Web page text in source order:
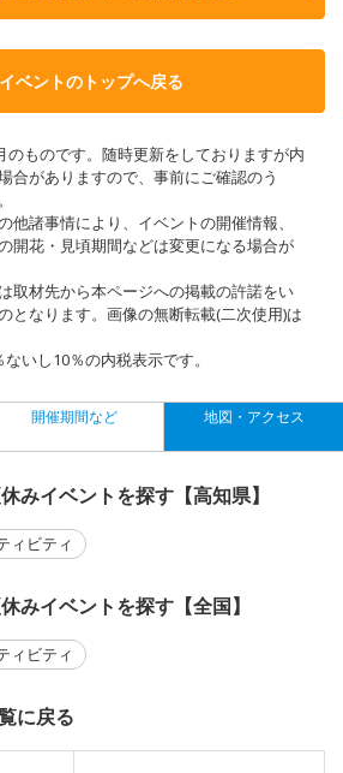
ベントのトップへ戻る
ものです。随時更新をしておりますが内
合がありますので、事前にご確認のう
諸事情により、イベントの開催情報、
開花・見頃期間などは変更になる場合が
取材先から本ページへの掲載の許諾をい
となります。画像の無断転載(二次使用)は
いし10％の内税表示です。
開催期間など 地図・アクセス
みイベントを探す【高知県】
ィビティ
みイベントを探す【全国】
ィビティ
に戻る